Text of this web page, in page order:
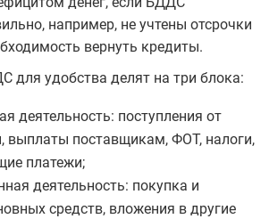
например, не учтены отсрочки
вернуть кредиты.
для удобства делят на три блока:
деятельность: поступления от
выплаты поставщикам, ФОТ, налоги,
платежи;
деятельность: покупка и
средств, вложения в другие